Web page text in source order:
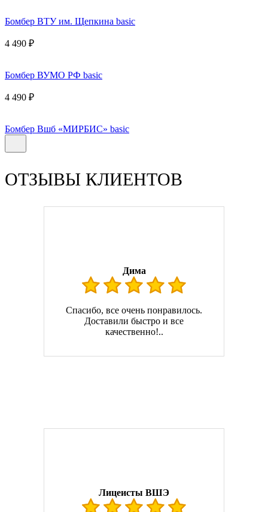
Бомбер ВТУ им. Щепкина basic
4 490 ₽
Бомбер ВУМО РФ basic
4 490 ₽
Бомбер Вшб «МИРБИС» basic
ОТЗЫВЫ КЛИЕНТОВ
Дима
Спасибо, все очень понравилось.
Доставили быстро и все
качественно!..
Лицеисты ВШЭ